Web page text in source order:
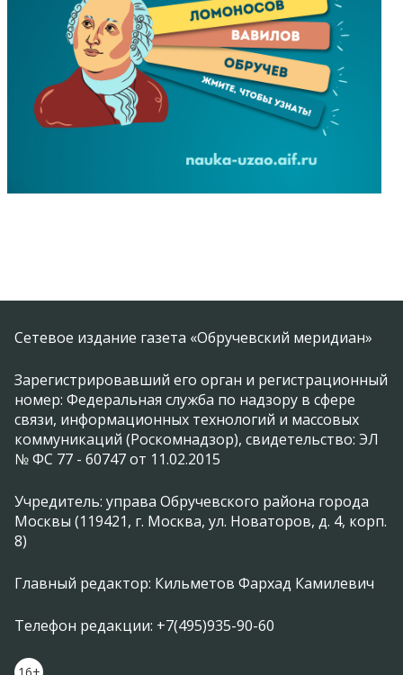
Сетевое издание газета «Обручевский меридиан»
Зарегистрировавший его орган и регистрационный
номер: Федеральная служба по надзору в сфере
связи, информационных технологий и массовых
коммуникаций (Роскомнадзор), свидетельство: ЭЛ
№ ФС 77 - 60747 от 11.02.2015
Учредитель: управа Обручевского района города
Москвы (119421, г. Москва, ул. Новаторов, д. 4, корп.
8)
Главный редактор: Кильметов Фархад Камилевич
Телефон редакции: +7(495)935-90-60